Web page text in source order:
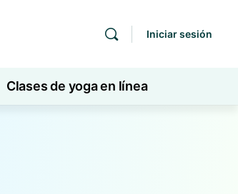
Iniciar sesión
Clases de yoga en línea